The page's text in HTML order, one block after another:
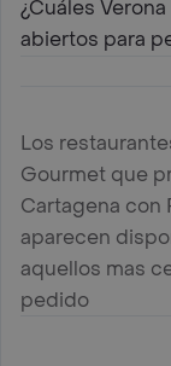
¿Cuáles
abiertos para
Los
Gourmet que
Cartagena con
aparecen
aquellos mas
pedido